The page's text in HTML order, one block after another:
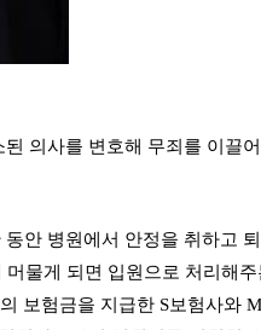
의사를 변호해 무죄를 이끌
안 병원에서 안정을 취하고
물게 되면 입원으로 처리해
보험금을 지급한 S보험사와